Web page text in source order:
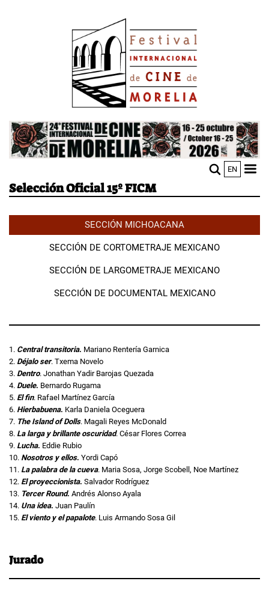
Image
EN
menu
Selección Oficial 15º FICM
SECCIÓN MICHOACANA
SECCIÓN DE CORTOMETRAJE MEXICANO
SECCIÓN DE LARGOMETRAJE MEXICANO
SECCIÓN DE DOCUMENTAL MEXICANO
1. Central transitoria. Mariano Rentería Garnica
2. Déjalo ser. Txema Novelo
3. Dentro. Jonathan Yadir Barojas Quezada
4. Duele. Bernardo Rugama
5. El fin. Rafael Martínez García
6. Hierbabuena. Karla Daniela Oceguera
7. The Island of Dolls. Magali Reyes McDonald
8. La larga y brillante oscuridad. César Flores Correa
9. Lucha. Eddie Rubio
10. Nosotros y ellos. Yordi Capó
11. La palabra de la cueva. Maria Sosa, Jorge Scobell, Noe Martínez
12. El proyeccionista. Salvador Rodríguez
13. Tercer Round. Andrés Alonso Ayala
14. Una idea. Juan Paulín
15. El viento y el papalote. Luis Armando Sosa Gil
Jurado